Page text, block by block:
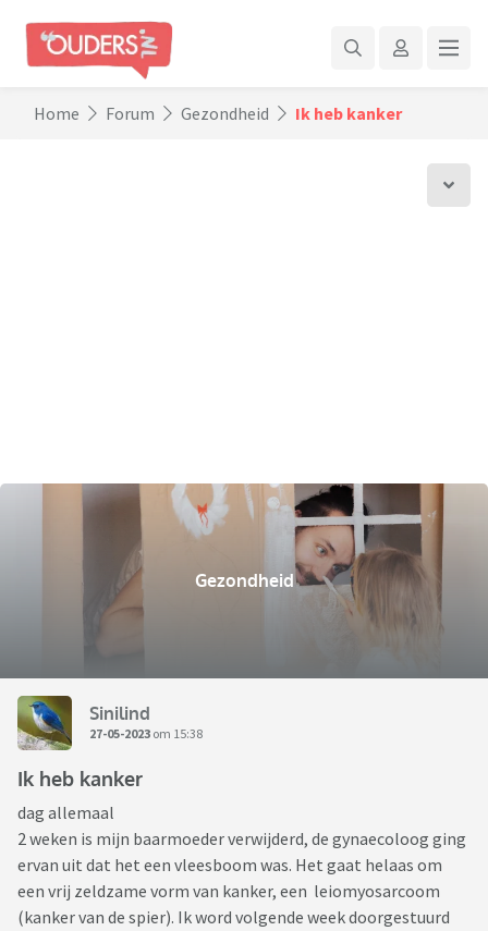
Home Forum Gezondheid Ik heb kanker
Gezondheid
Sinilind
27-05-2023 om 15:38
Ik heb kanker
dag allemaal
2 weken is mijn baarmoeder verwijderd, de gynaecoloog ging
ervan uit dat het een vleesboom was. Het gaat helaas om
een vrij zeldzame vorm van kanker, een leiomyosarcoom
(kanker van de spier). Ik word volgende week doorgestuurd